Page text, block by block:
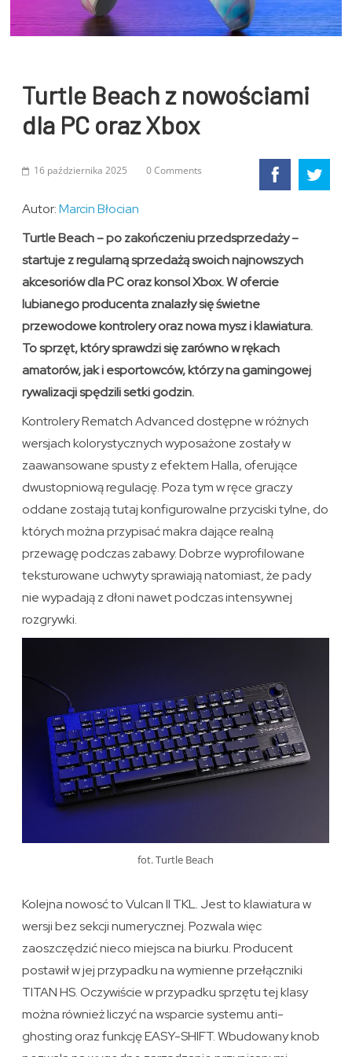
Turtle Beach z nowościami
dla PC oraz Xbox
16 października 2025 0 Comments
Autor:Marcin Błocian
Turtle Beach – po zakończeniu przedsprzedaży –
startuje z regularną sprzedażą swoich najnowszych
akcesoriów dla PC oraz konsol Xbox. W ofercie
lubianego producenta znalazły się świetne
przewodowe kontrolery oraz nowa mysz i klawiatura.
To sprzęt, który sprawdzi się zarówno w rękach
amatorów, jak i esportowców, którzy na gamingowej
rywalizacji spędzili setki godzin.
Kontrolery Rematch Advanced dostępne w różnych
wersjach kolorystycznych wyposażone zostały w
zaawansowane spusty z efektem Halla, oferujące
dwustopniową regulację. Poza tym w ręce graczy
oddane zostają tutaj konfigurowalne przyciski tylne, do
których można przypisać makra dające realną
przewagę podczas zabawy. Dobrze wyprofilowane
teksturowane uchwyty sprawiają natomiast, że pady
nie wypadają z dłoni nawet podczas intensywnej
rozgrywki.
fot. Turtle Beach
Kolejna nowosć to Vulcan II TKL. Jest to klawiatura w
wersji bez sekcji numerycznej. Pozwala więc
zaoszczędzić nieco miejsca na biurku. Producent
postawił w jej przypadku na wymienne przełączniki
TITAN HS. Oczywiście w przypadku sprzętu tej klasy
można również liczyć na wsparcie systemu anti-
ghosting oraz funkcję EASY-SHIFT. Wbudowany knob